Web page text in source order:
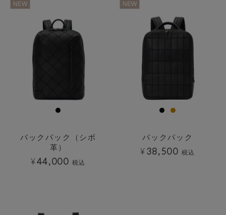
NEW
バックパック（シボ
革）
¥44,000 税込
NEW
バックパック
¥38,500 税込